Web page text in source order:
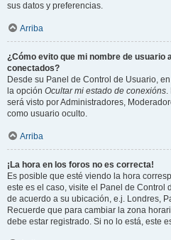
sus datos y preferencias.
Arriba
¿Cómo evito que mi nombre de usuario
conectados?
Desde su Panel de Control de Usuario,
la opción Ocultar mi estado de conexións.
será visto por Administradores,
como usuario oculto.
Arriba
¡La hora en los foros no es correcta!
Es posible que esté viendo la hora
este es el caso, visite el Panel de Control
de acuerdo a su ubicación, e.j. Londres,
Recuerde que para cambiar la zona
debe estar registrado. Si no lo está, este